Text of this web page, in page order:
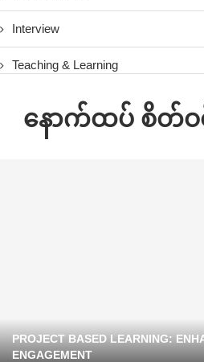
Interview
Teaching & Learning
နောက်ထပ် စိတ်ဝင်
PROJECT BASED LEARNING:
ENGAGEMENT